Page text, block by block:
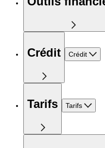
Crédit Crédit
Tarifs Tarifs